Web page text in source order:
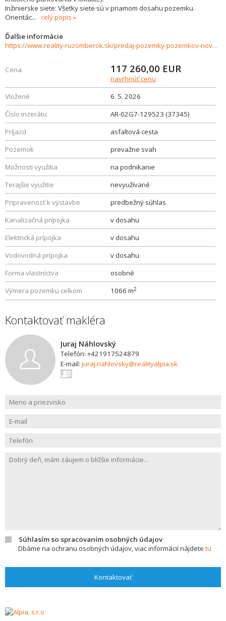
Inžinierske siete: Všetky siete sú v priamom dosahu pozemku.
Orientác... celý popis
Ďalšie informácie
https://www.reality-ruzomberok.sk/predaj-pozemky-pozemkov-novostavby/Pozemok-na-predaj-Ruzomberok-Banicne-ul.-I.-Houdeka-37345/?utm_source=areality&utm_medium=xml&utm_term=37345&utm_content=chalupa&utm_campaign=portaly
Cena 117 260,00 EUR
navrhnúť cenu
Vložené
6. 5. 2026
Číslo inzerátu
AR-02G7-129523 (37345)
Príjazd
asfaltová cesta
Pozemok
prevažne svah
Možnosti využitia
na podnikanie
Terajšie využitie
nevyužívané
Pripravenosť k výstavbe
predbežný súhlas
Kanalizačná prípojka
v dosahu
Elektrická prípojka
v dosahu
Vodovodná prípojka
v dosahu
Forma vlastníctva
osobné
Výmera pozemku celkom
1066 m2
Kontaktovať makléra
Juraj Náhlovský
Telefón: +421917524879
E-mail: juraj.nahlovsky@realityalpia.sk
Súhlasím so spracovaním osobných údajov
Dbáme na ochranu osobných údajov, viac informácií nájdete tu
Kontaktovať